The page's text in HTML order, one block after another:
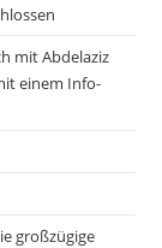
mit Abdelaziz
einem Info-
großzügige